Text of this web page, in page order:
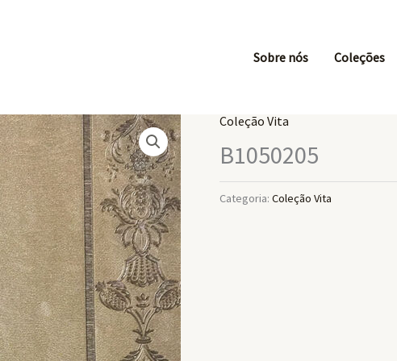
Sobre nós Coleções
Coleção Vita
B1050205
Categoria: Coleção Vita